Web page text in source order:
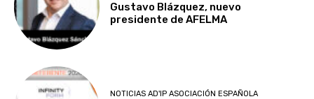
Gustavo Blázquez, nuevo
presidente de AFELMA
NOTICIAS AD'IP ASOCIACIÓN ESPAÑOLA